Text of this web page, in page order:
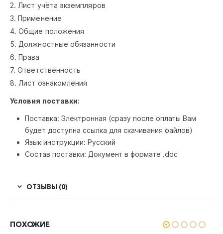
2. Лист учёта экземпляров
3. Применение
4. Общие положения
5. Должностные обязанности
6. Права
7. Ответственность
8. Лист ознакомления
Условия поставки:
Поставка: Электронная (сразу после оплаты Вам
будет доступна ссылка для скачивания файлов)
Язык инструкции: Русский
Состав поставки: Документ в формате .doc
ОТЗЫВЫ (0)
ПОХОЖИЕ